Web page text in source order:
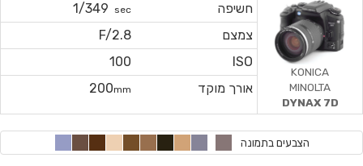
חשיפה sec
1/349
צמצם
F/2.8
ISO
100
אורך מוקד
200mm
KONICA
MINOLTA
DYNAX 7D
הצבעים בתמונה